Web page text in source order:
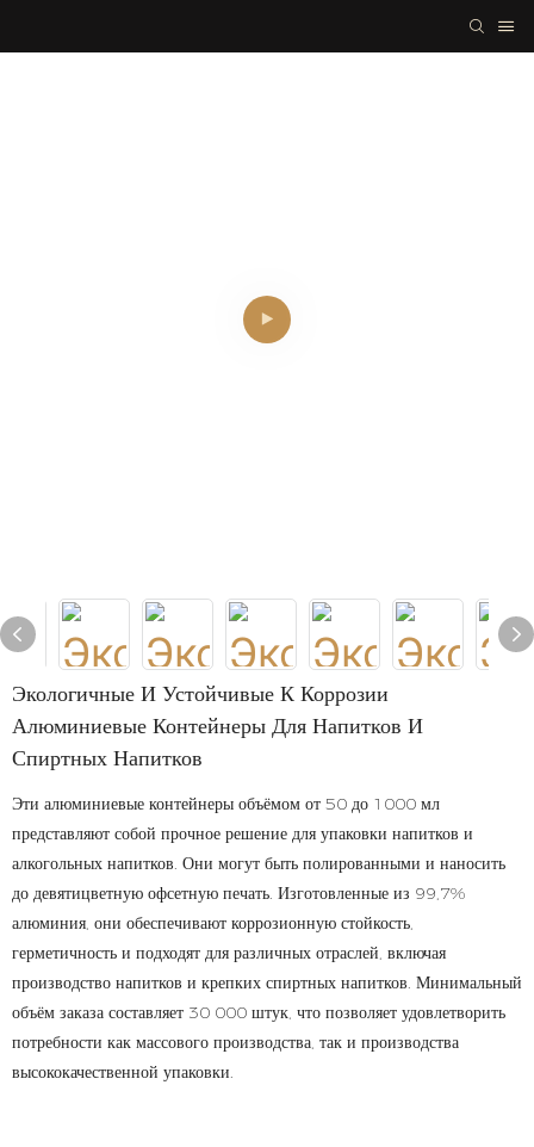
Экологичные И Устойчивые К Коррозии
Алюминиевые Контейнеры Для Напитков И
Спиртных Напитков
Эти алюминиевые контейнеры объёмом от 50 до 1000 мл
представляют собой прочное решение для упаковки напитков и
алкогольных напитков. Они могут быть полированными и наносить
до девятицветную офсетную печать. Изготовленные из 99,7%
алюминия, они обеспечивают коррозионную стойкость,
герметичность и подходят для различных отраслей, включая
производство напитков и крепких спиртных напитков. Минимальный
объём заказа составляет 30 000 штук, что позволяет удовлетворить
потребности как массового производства, так и производства
высококачественной упаковки.